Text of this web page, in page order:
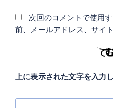
次回のコメントで使用
前、メールアドレス、サイ
上に表示された文字を入力